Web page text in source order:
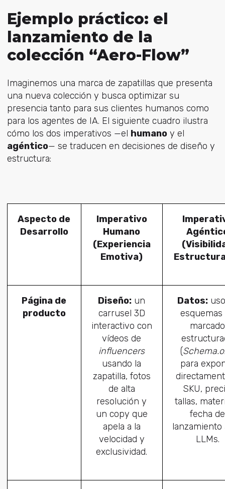
Ejemplo práctico: el
lanzamiento de la
colección “Aero-Flow”
Imaginemos una marca de zapatillas que presenta
una nueva colección y busca optimizar su
presencia tanto para sus clientes humanos como
para los agentes de IA. El siguiente cuadro ilustra
cómo los dos imperativos —el humanoy el
agéntico— se traducen en decisiones de diseño y
estructura:
Aspecto de
Desarrollo
Imperativo
Humano
(Experiencia
Emotiva)
Página de
producto
Diseño: un
carrusel 3D
interactivo con
vídeos de
influencers
usando la
zapatilla, fotos
de alta
resolución y
un copy que
apela a la
velocidad y
exclusividad.
Datos:
esquemas
marcado
(
para
SKU,
tallas,
fecha de
lanzamiento
LLMs.